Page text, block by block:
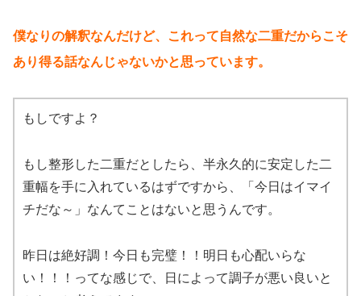
僕なりの解釈なんだけど、これって自然な二重だからこそ
あり得る話なんじゃないかと思っています。
もしですよ？
もし整形した二重だとしたら、半永久的に安定した二
重幅を手に入れているはずですから、「今日はイマイ
チだな～」なんてことはないと思うんです。
昨日は絶好調！今日も完璧！！明日も心配いらな
い！！！ってな感じで、日によって調子が悪い良いと